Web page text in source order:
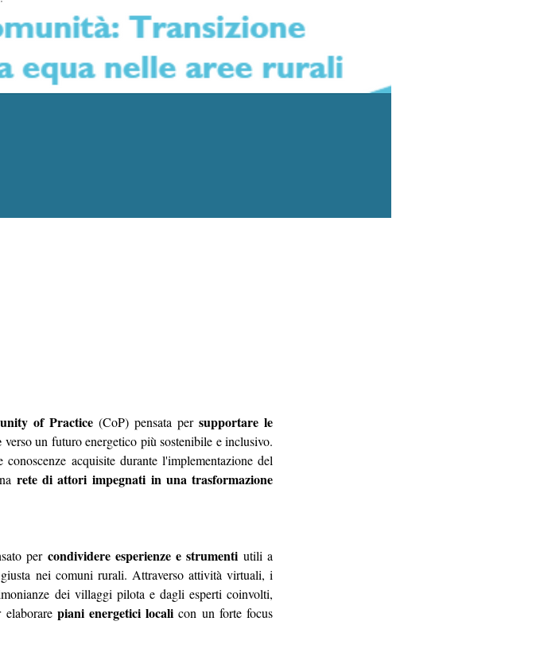
of Practice (CoP) pensata per supportare le
verso un futuro energetico più sostenibile e inclusivo.
acquisite durante l'implementazione del
rete di attori impegnati in una trasformazione
per condividere esperienze e strumenti utili a
nei comuni rurali. Attraverso attività virtuali, i
dei villaggi pilota e dagli esperti coinvolti,
elaborare piani energetici locali con un forte focus